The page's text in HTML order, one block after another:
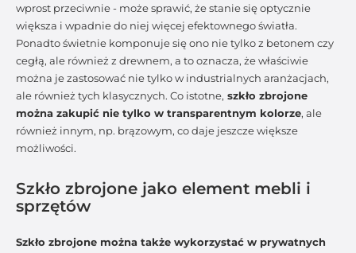
wprost przeciwnie - może sprawić, że stanie się optycznie
większa i wpadnie do niej więcej efektownego światła.
Ponadto świetnie komponuje się ono nie tylko z betonem czy
cegłą, ale również z drewnem, a to oznacza, że właściwie
można je zastosować nie tylko w industrialnych aranżacjach,
ale również tych klasycznych. Co istotne, szkło zbrojone
można zakupić nie tylko w transparentnym kolorze, ale
również innym, np. brązowym, co daje jeszcze większe
możliwości.
Szkło zbrojone jako element mebli i
sprzętów
Szkło zbrojone można także wykorzystać w prywatnych